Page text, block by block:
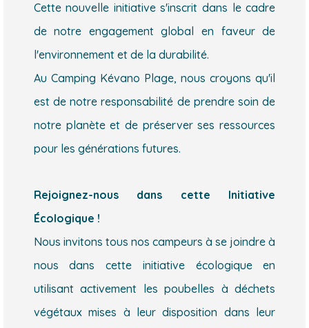
Cette nouvelle initiative s'inscrit dans le cadre
de notre engagement global en faveur de
l'environnement et de la durabilité.
Au Camping Kévano Plage, nous croyons qu'il
est de notre responsabilité de prendre soin de
notre planète et de préserver ses ressources
pour les générations futures.
Rejoignez-nous dans cette Initiative
Écologique !
Nous invitons tous nos campeurs à se joindre à
nous dans cette initiative écologique en
utilisant activement les poubelles à déchets
végétaux mises à leur disposition dans leur